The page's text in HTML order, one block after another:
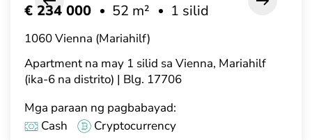
Apartment na may 1 silid sa Vienna, Mariahilf
(ika-6 na distrito) | Blg. 17706
€ 234 000 52 m² 1 silid
1060 Vienna (Mariahilf)
Mga paraan ng pagbabayad:
Cash
Cryptocurrency